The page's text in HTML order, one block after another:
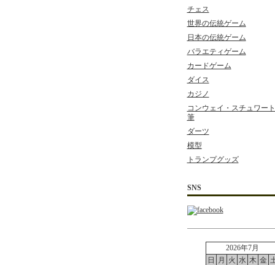
チェス
世界の伝統ゲーム
日本の伝統ゲーム
バラエティゲーム
カードゲーム
ダイス
カジノ
コンウェイ・スチュワー
筆
ダーツ
模型
トランプグッズ
SNS
2026年7月
日
月 火 水 木 金